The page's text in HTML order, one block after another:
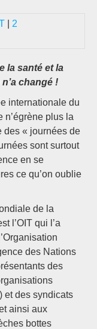
2
la santé et la
changé !
internationale du
plus la
des « journées de
sont surtout
en se
ce qu’on oublie
de la
l’OIT qui l’a
des Nations
des
et des syndicats
ainsi aux
bottes